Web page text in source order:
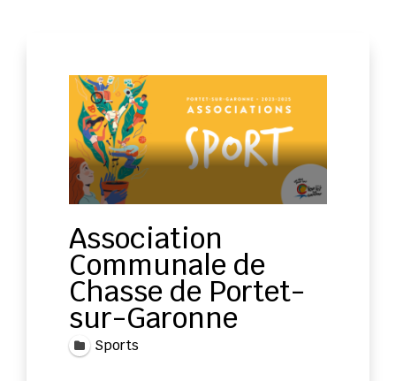
Association
Communale de
Chasse de Portet-
sur-Garonne
Sports